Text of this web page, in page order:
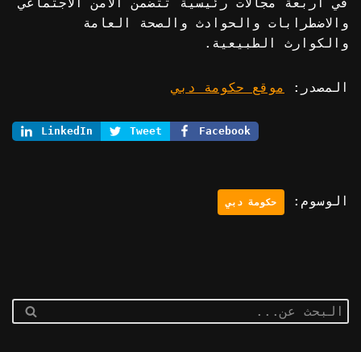
والاضطرابات والحوادث والصحة العامة
والكوارث الطبيعية.
المصدر: موقع حكومة دبي
LinkedIn Tweet Facebook
الوسوم: حكومة دبي